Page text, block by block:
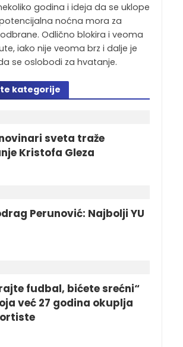
godina i ideja da se uklope
noćna mora za
Odlično blokira i veoma
iako nije veoma brz i dalje je
se oslobodi za hvatanje.
kategorije
sveta traže
Kristofa Gleza
Perunović: Najbolji YU
fudbal, bićete srećni“
već 27 godina okuplja